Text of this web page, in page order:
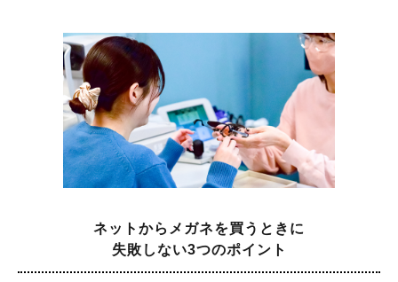
ネットからメガネを買うときに
失敗しない3つのポイント